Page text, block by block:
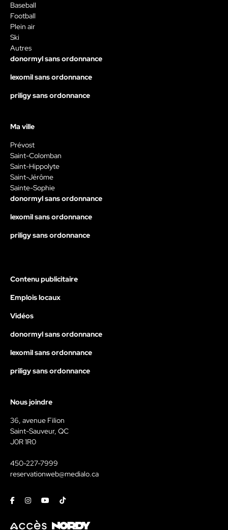
Baseball
Football
Plein air
Ski
Autres
donormyl sans ordonnance
lexomil sans ordonnance
priligy sans ordonnance
Ma ville
Prévost
Saint-Colomban
Saint-Hippolyte
Saint-Jérôme
Sainte-Sophie
donormyl sans ordonnance
lexomil sans ordonnance
priligy sans ordonnance
Contenu publicitaire
Emplois locaux
Vidéos
donormyl sans ordonnance
lexomil sans ordonnance
priligy sans ordonnance
Nous joindre
36, avenue Filion
Saint-Sauveur, QC
J0R 1R0
450-227-7999
reservationweb@medialo.ca
FacebookInstagramYoutubeTiktok